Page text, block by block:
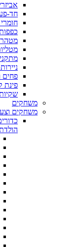
חד-
חומרי
מתקני
פחים
פינת
משחקים
משחקים